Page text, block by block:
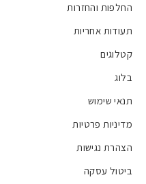
החלפות והחזרות
תעודות אחריות
קטלוגים
בלוג
תנאי שימוש
מדיניות פרטיות
הצהרת נגישות
ביטול עסקה